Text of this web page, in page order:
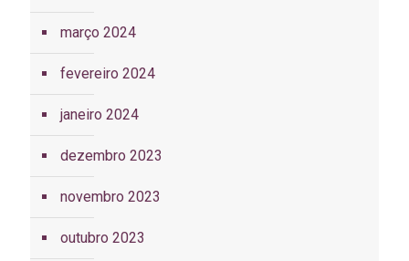
março 2024
fevereiro 2024
janeiro 2024
dezembro 2023
novembro 2023
outubro 2023